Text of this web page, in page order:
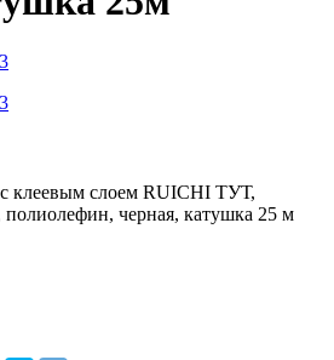
с клеевым слоем RUICHI ТУТ,
полиолефин, черная, катушка 25 м